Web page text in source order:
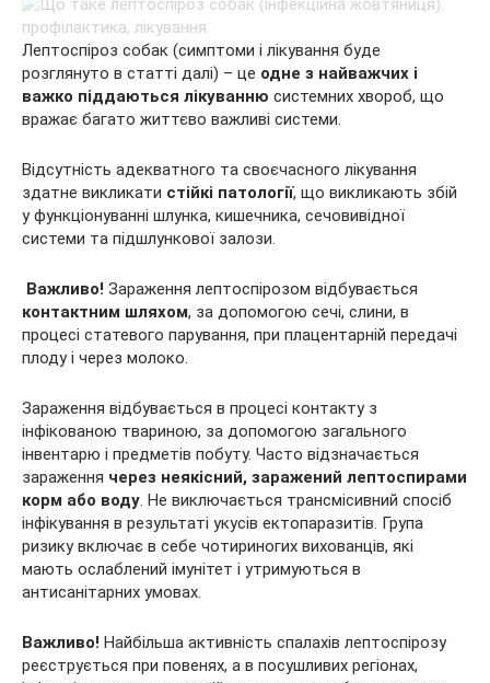
Лептоспіроз собак (симптоми і лікування буде
розглянуто в статті далі) – це одне з найважчих і
важко піддаються лікуванню системних хвороб, що
вражає багато життєво важливі системи.
Відсутність адекватного та своєчасного лікування
здатне викликати стійкі патології, що викликають збій
у функціонуванні шлунка, кишечника, сечовивідної
системи та підшлункової залози.
Важливо! Зараження лептоспірозом відбувається
контактним шляхом, за допомогою сечі, слини, в
процесі статевого парування, при плацентарній передачі
плоду і через молоко.
Зараження відбувається в процесі контакту з
інфікованою твариною, за допомогою загального
інвентарю і предметів побуту. Часто відзначається
зараження через неякісний, заражений лептоспирами
корм або воду. Не виключається трансмісивний спосіб
інфікування в результаті укусів ектопаразитів. Група
ризику включає в себе чотириногих вихованців, які
мають ослаблений імунітет і утримуються в
антисанітарних умовах.
Важливо! Найбільша активність спалахів лептоспірозу
реєструється при повенях, а в посушливих регіонах,